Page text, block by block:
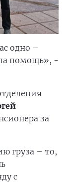
одно –
помощь», -
за
груза – то,
с